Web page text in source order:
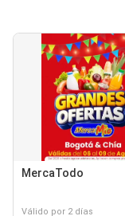
MercaTodo
Válido por 2 días